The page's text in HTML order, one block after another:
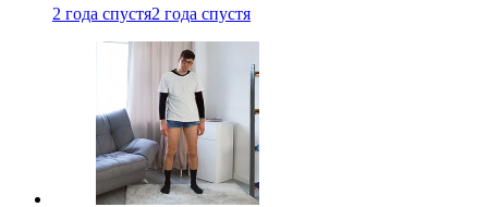
2 года спустя2 года спустя